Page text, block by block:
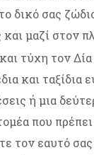
δικό σας
και μαζί στον
τύχη τον
και ταξίδια
ή μια
που
τον εαυτό